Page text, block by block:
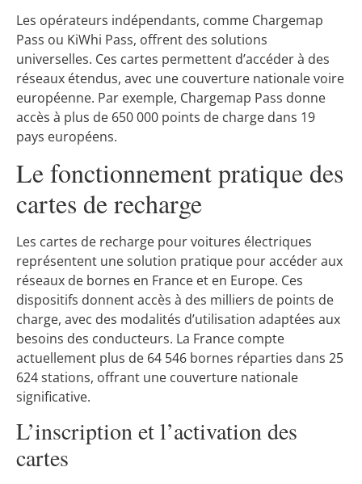
Les opérateurs indépendants, comme Chargemap
Pass ou KiWhi Pass, offrent des solutions
universelles. Ces cartes permettent d’accéder à des
réseaux étendus, avec une couverture nationale voire
européenne. Par exemple, Chargemap Pass donne
accès à plus de 650 000 points de charge dans 19
pays européens.
Le fonctionnement pratique des
cartes de recharge
Les cartes de recharge pour voitures électriques
représentent une solution pratique pour accéder aux
réseaux de bornes en France et en Europe. Ces
dispositifs donnent accès à des milliers de points de
charge, avec des modalités d’utilisation adaptées aux
besoins des conducteurs. La France compte
actuellement plus de 64 546 bornes réparties dans 25
624 stations, offrant une couverture nationale
significative.
L’inscription et l’activation des
cartes